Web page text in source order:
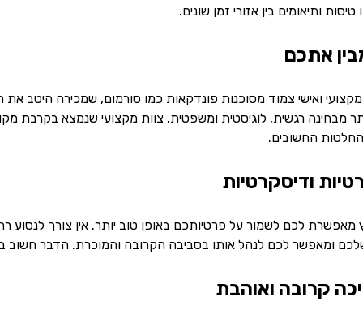
ותיאומים בין אזורי זמן שונים.
מקצועי ואישי צמוד מסוכנות פונדקאות כמו סורמום, שמכירה היטב
מבחינה רגשית, לוגיסטית ומשפטית. צוות מקצועי שנמצא בקרבת
החשובים.
לכם לשמור על פרטיותכם באופן טוב יותר. אין צורך
ומאפשר לכם לנהל אותו בסביבה הקרובה והמוכרת. הדבר חשוב